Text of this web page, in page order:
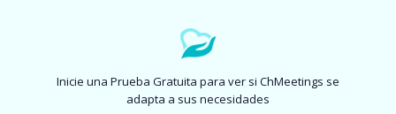
Inicie una Prueba Gratuita para ver si ChMeetings se
adapta a sus necesidades